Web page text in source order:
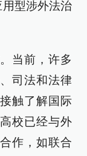
型涉外法治
当前，许多
司法和法律
触了解国际
校已经与外
作，如联合